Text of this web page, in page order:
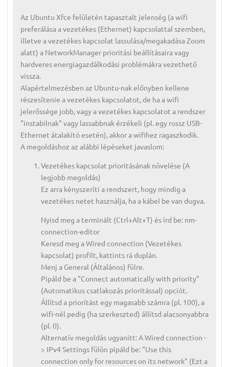
Az Ubuntu Xfce felületén tapasztalt jelenség (a wifi
preferálása a vezetékes (Ethernet) kapcsolattal szemben,
illetve a vezetékes kapcsolat lassulása/megakadása Zoom
alatt) a NetworkManager prioritási beállításaira vagy
hardveres energiagazdálkodási problémákra vezethető
vissza.
Alapértelmezésben az Ubuntu-nak előnyben kellene
részesítenie a vezetékes kapcsolatot, de ha a wifi
jelerőssége jobb, vagy a vezetékes kapcsolatot a rendszer
"instabilnak" vagy lassabbnak érzékeli (pl. egy rossz USB-
Ethernet átalakító esetén), akkor a wifihez ragaszkodik.
A megoldáshoz az alábbi lépéseket javaslom:
Vezetékes kapcsolat prioritásának növelése (A
legjobb megoldás)
Ez arra kényszeríti a rendszert, hogy mindig a
vezetékes netet használja, ha a kábel be van dugva.
Nyisd meg a terminált (Ctrl+Alt+T) és írd be: nm-
connection-editor
Keresd meg a Wired connection (Vezetékes
kapcsolat) profilt, kattints rá duplán.
Menj a General (Általános) fülre.
Pipáld be a "Connect automatically with priority"
(Automatikus csatlakozás prioritással) opciót.
Állítsd a prioritást egy magasabb számra (pl. 100), a
wifi-nél pedig (ha szerkeszted) állítsd alacsonyabbra
(pl. 0).
Alternatív megoldás ugyanitt: A Wired connection -
> IPv4 Settings fülön pipáld be: "Use this
connection only for resources on its network" (Ezt a